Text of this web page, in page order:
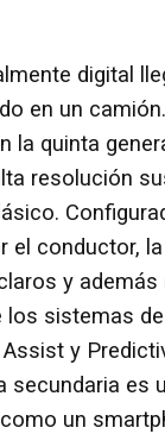
digital
en un
la quinta
resolución
el conductor,
y además
sistemas
y
secundaria es
un